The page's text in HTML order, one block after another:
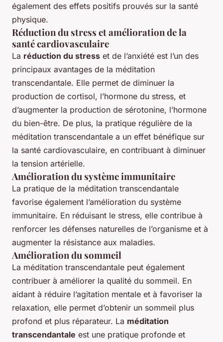
également des effets positifs prouvés sur la santé
physique.
Réduction du stress et amélioration de la
santé cardiovasculaire
La réduction du stress et de l’anxiété est l’un des
principaux avantages de la méditation
transcendantale. Elle permet de diminuer la
production de cortisol, l’hormone du stress, et
d’augmenter la production de sérotonine, l’hormone
du bien-être. De plus, la pratique régulière de la
méditation transcendantale a un effet bénéfique sur
la santé cardiovasculaire, en contribuant à diminuer
la tension artérielle.
Amélioration du système immunitaire
La pratique de la méditation transcendantale
favorise également l’amélioration du système
immunitaire. En réduisant le stress, elle contribue à
renforcer les défenses naturelles de l’organisme et à
augmenter la résistance aux maladies.
Amélioration du sommeil
La méditation transcendantale peut également
contribuer à améliorer la qualité du sommeil. En
aidant à réduire l’agitation mentale et à favoriser la
relaxation, elle permet d’obtenir un sommeil plus
profond et plus réparateur. La méditation
transcendantale est une pratique profonde et